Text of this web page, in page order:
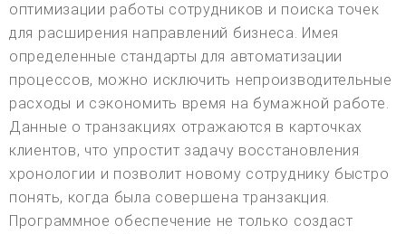
оптимизации работы сотрудников и поиска точек
для расширения направлений бизнеса. Имея
определенные стандарты для автоматизации
процессов, можно исключить непроизводительные
расходы и сэкономить время на бумажной работе.
Данные о транзакциях отражаются в карточках
клиентов, что упростит задачу восстановления
хронологии и позволит новому сотруднику быстро
понять, когда была совершена транзакция.
Программное обеспечение не только создаст